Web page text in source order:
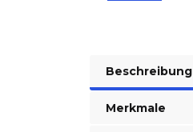
Beschreibung
Merkmale